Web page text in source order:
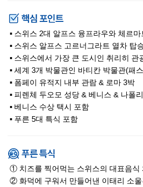
▪ 스위스 2대 알프스 융프라우와 체르마
▪ 스위스 알프스 고르너그라트 열차 탑
▪ 스위스에서 가장 큰 도시인 취리히 관
▪ 세계 3개 박물관인 바티칸 박물관(패
▪ 폼페이 유적지 내부 관람 & 로마 3박
▪ 피렌체 두오모 성당 & 베니스 & 나폴
▪ 베니스 수상 택시 포함
▪ 푸른 5대 특식 포함
① 치즈를 찍어먹는 스위스의 대표음식
② 화덕에 구워서 만들어낸 이태리 소울